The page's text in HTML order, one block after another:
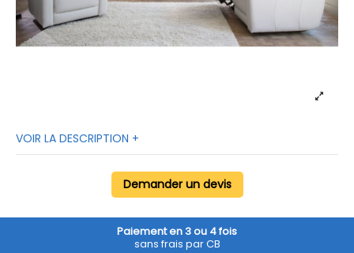
VOIR LA DESCRIPTION +
Demander un devis
Paiement en 3 ou 4 fois
sans frais par CB